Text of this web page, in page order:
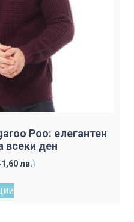
Poo: елегантен
всеки ден
лв.)